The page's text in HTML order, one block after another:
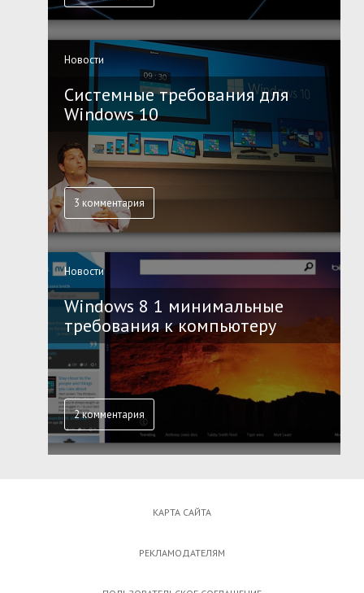
Новости
Системные требования для
Windows 10
3 комментария
Новости
Windows 8 1 минимальные
требования к компьютеру
2 комментария
КАРТА САЙТА
РЕКЛАМОДАТЕЛЯМ